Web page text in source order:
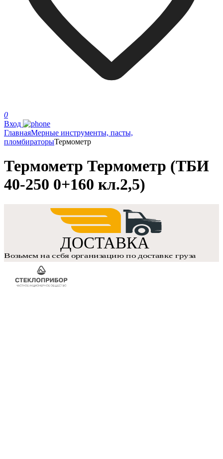
0
Вход
ГлавнаяМерные инструменты, пасты,
пломбираторыТермометр
Термометр Термометр (ТБИ
40-250 0+160 кл.2,5)